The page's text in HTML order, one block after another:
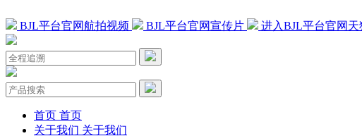
BJL平台官网航拍视频 BJL平台官网宣传片 进入BJL平台官网
首页 首页
关于我们 关于我们